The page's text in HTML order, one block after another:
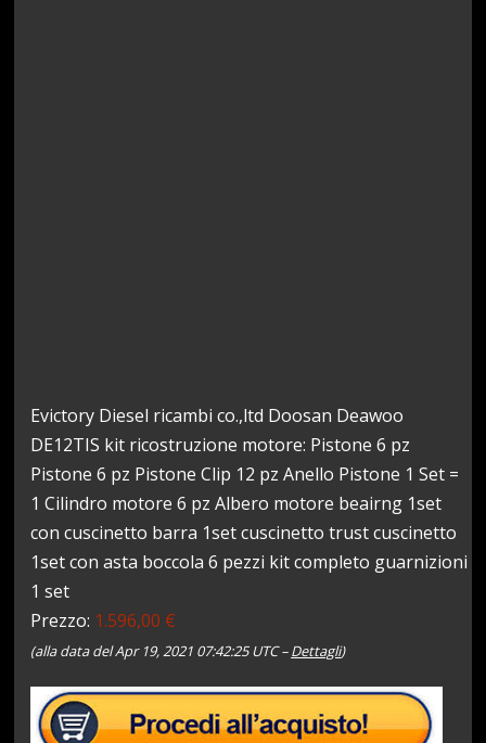
Evictory Diesel ricambi co.,ltd Doosan Deawoo
DE12TIS kit ricostruzione motore: Pistone 6 pz
Pistone 6 pz Pistone Clip 12 pz Anello Pistone 1 Set =
1 Cilindro motore 6 pz Albero motore beairng 1set
con cuscinetto barra 1set cuscinetto trust cuscinetto
1set con asta boccola 6 pezzi kit completo guarnizioni
1 set
Prezzo: 1.596,00 €
(alla data del Apr 19, 2021 07:42:25 UTC –Dettagli)